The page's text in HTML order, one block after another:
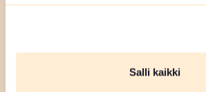
Salli kaikki
Forssan seudun